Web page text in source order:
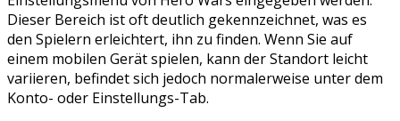
Dieser Bereich ist oft deutlich gekennzeichnet, was es
den Spielern erleichtert, ihn zu finden. Wenn Sie auf
einem mobilen Gerät spielen, kann der Standort leicht
variieren, befindet sich jedoch normalerweise unter dem
Konto- oder Einstellungs-Tab.